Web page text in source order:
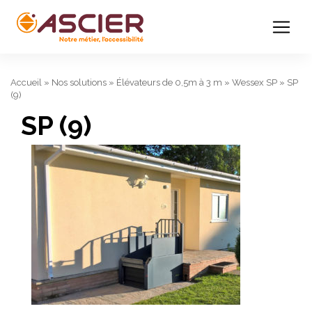
Accueil » Nos solutions » Élévateurs de 0,5m à 3 m » Wessex SP » SP
(9)
SP (9)